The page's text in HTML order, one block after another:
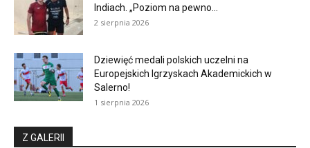
Indiach. „Poziom na pewno...
2 sierpnia 2026
Dziewięć medali polskich uczelni na
Europejskich Igrzyskach Akademickich w
Salerno!
1 sierpnia 2026
Z GALERII